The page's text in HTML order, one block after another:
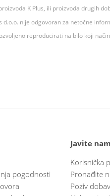
K Plus, ili proizvoda drugih
nije odgovoran za netočne
reproducirati na bilo koji
pogodnosti
Javite
Korisnička
Pronađite
Poziv